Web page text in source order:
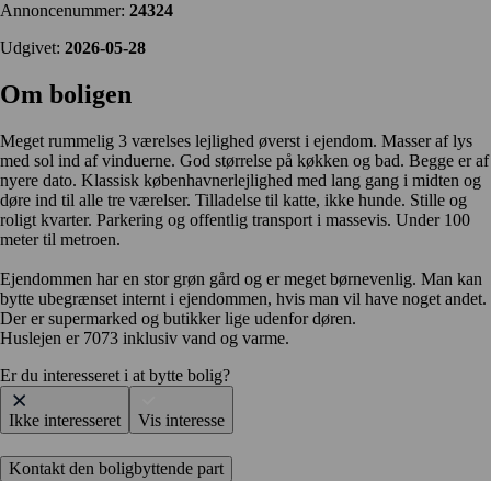
Annoncenummer: 24324
Udgivet: 2026-05-28
Om boligen
Meget rummelig 3 værelses lejlighed øverst i ejendom. Masser af lys
med sol ind af vinduerne. God størrelse på køkken og bad. Begge er af
nyere dato. Klassisk københavnerlejlighed med lang gang i midten og
døre ind til alle tre værelser. Tilladelse til katte, ikke hunde. Stille og
roligt kvarter. Parkering og offentlig transport i massevis. Under 100
meter til metroen.
Ejendommen har en stor grøn gård og er meget børnevenlig. Man kan
bytte ubegrænset internt i ejendommen, hvis man vil have noget andet.
Der er supermarked og butikker lige udenfor døren.
Huslejen er 7073 inklusiv vand og varme.
Er du interesseret i at bytte bolig?
Ikke interesseret Vis interesse
Kontakt den boligbyttende part